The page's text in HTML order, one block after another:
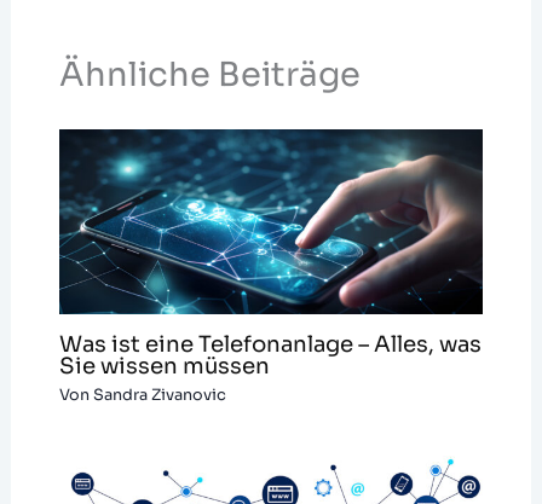
Ähnliche Beiträge
Was ist eine Telefonanlage – Alles, was
Sie wissen müssen
Von Sandra Zivanovic